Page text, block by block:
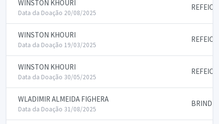
WINSTON KHOURI
Data da Doação 20/08/2025
WINSTON KHOURI
Data da Doação 19/03/2025
WINSTON KHOURI
Data da Doação 30/05/2025
WLADIMIR ALMEIDA FIGHERA
Data da Doação 31/08/2025